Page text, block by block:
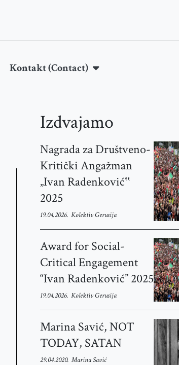
Kontakt (Contact)
Izdvajamo
Nagrada za Društveno-
Kritički Angažman
„Ivan Radenković‟
2025
19.04.2026. Kolektiv Gerusija
Award for Social-
Critical Engagement
“Ivan Radenković” 2025
19.04.2026. Kolektiv Gerusija
Marina Savić, NOT
TODAY, SATAN
29.04.2020. Marina Savić